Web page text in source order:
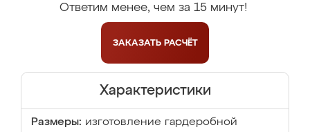
Ответим менее, чем за 15 минут!
ЗАКАЗАТЬ РАСЧЁТ
Характеристики
Размеры: изготовление гардеробной